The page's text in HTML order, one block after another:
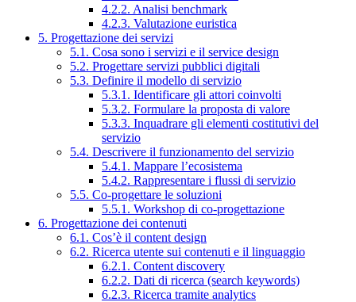
4.2.2. Analisi benchmark
4.2.3. Valutazione euristica
5. Progettazione dei servizi
5.1. Cosa sono i servizi e il service design
5.2. Progettare servizi pubblici digitali
5.3. Definire il modello di servizio
5.3.1. Identificare gli attori coinvolti
5.3.2. Formulare la proposta di valore
5.3.3. Inquadrare gli elementi costitutivi del
servizio
5.4. Descrivere il funzionamento del servizio
5.4.1. Mappare l’ecosistema
5.4.2. Rappresentare i flussi di servizio
5.5. Co-progettare le soluzioni
5.5.1. Workshop di co-progettazione
6. Progettazione dei contenuti
6.1. Cos’è il content design
6.2. Ricerca utente sui contenuti e il linguaggio
6.2.1. Content discovery
6.2.2. Dati di ricerca (search keywords)
6.2.3. Ricerca tramite analytics